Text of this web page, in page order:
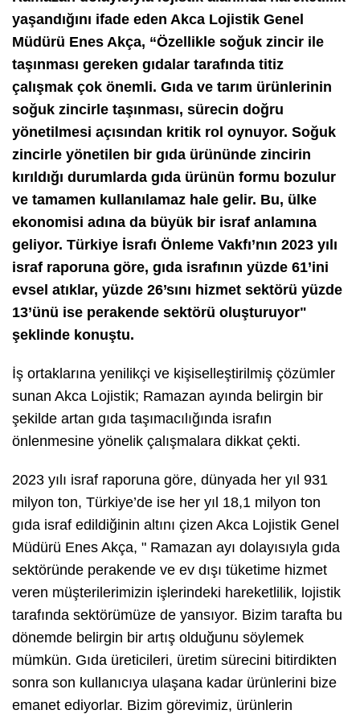
yaşandığını ifade eden Akca Lojistik Genel
Müdürü Enes Akça, “Özellikle soğuk zincir ile
taşınması gereken gıdalar tarafında titiz
çalışmak çok önemli. Gıda ve tarım ürünlerinin
soğuk zincirle taşınması, sürecin doğru
yönetilmesi açısından kritik rol oynuyor. Soğuk
zincirle yönetilen bir gıda ürününde zincirin
kırıldığı durumlarda gıda ürünün formu bozulur
ve tamamen kullanılamaz hale gelir. Bu, ülke
ekonomisi adına da büyük bir israf anlamına
geliyor. Türkiye İsrafı Önleme Vakfı’nın 2023 yılı
israf raporuna göre, gıda israfının yüzde 61’ini
evsel atıklar, yüzde 26’sını hizmet sektörü yüzde
13’ünü ise perakende sektörü oluşturuyor"
şeklinde konuştu.
İş ortaklarına yenilikçi ve kişiselleştirilmiş çözümler
sunan Akca Lojistik; Ramazan ayında belirgin bir
şekilde artan gıda taşımacılığında israfın
önlenmesine yönelik çalışmalara dikkat çekti.
2023 yılı israf raporuna göre, dünyada her yıl 931
milyon ton, Türkiye’de ise her yıl 18,1 milyon ton
gıda israf edildiğinin altını çizen Akca Lojistik Genel
Müdürü Enes Akça, " Ramazan ayı dolayısıyla gıda
sektöründe perakende ve ev dışı tüketime hizmet
veren müşterilerimizin işlerindeki hareketlilik, lojistik
tarafında sektörümüze de yansıyor. Bizim tarafta bu
dönemde belirgin bir artış olduğunu söylemek
mümkün. Gıda üreticileri, üretim sürecini bitirdikten
sonra son kullanıcıya ulaşana kadar ürünlerini bize
emanet ediyorlar. Bizim görevimiz, ürünlerin